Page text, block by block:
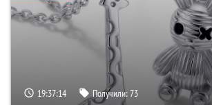
19:37:13 Получили:73